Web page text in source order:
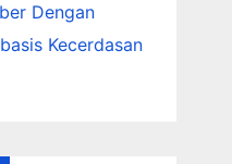
Dengan
Kecerdasan